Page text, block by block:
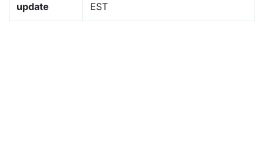
update
EST